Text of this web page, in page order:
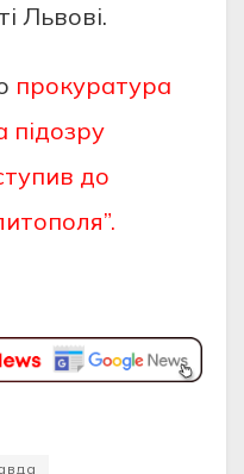
Львoвi.
прокуратура
підозру
до